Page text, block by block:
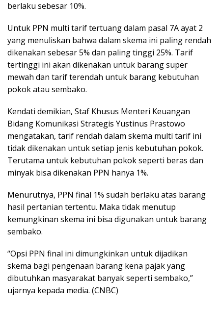
berlaku sebesar 10%.
Untuk PPN multi tarif tertuang dalam pasal 7A ayat 2
yang menuliskan bahwa dalam skema ini paling rendah
dikenakan sebesar 5% dan paling tinggi 25%. Tarif
tertinggi ini akan dikenakan untuk barang super
mewah dan tarif terendah untuk barang kebutuhan
pokok atau sembako.
Kendati demikian, Staf Khusus Menteri Keuangan
Bidang Komunikasi Strategis Yustinus Prastowo
mengatakan, tarif rendah dalam skema multi tarif ini
tidak dikenakan untuk setiap jenis kebutuhan pokok.
Terutama untuk kebutuhan pokok seperti beras dan
minyak bisa dikenakan PPN hanya 1%.
Menurutnya, PPN final 1% sudah berlaku atas barang
hasil pertanian tertentu. Maka tidak menutup
kemungkinan skema ini bisa digunakan untuk barang
sembako.
“Opsi PPN final ini dimungkinkan untuk dijadikan
skema bagi pengenaan barang kena pajak yang
dibutuhkan masyarakat banyak seperti sembako,”
ujarnya kepada media. (CNBC)